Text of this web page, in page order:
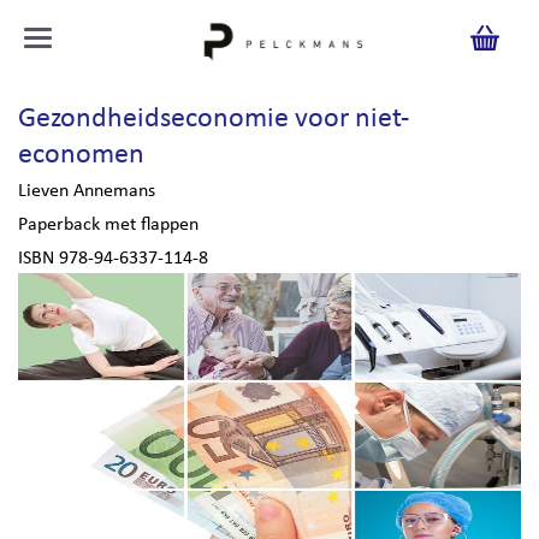
Gezondheidseconomie voor niet-
economen
Lieven Annemans
Paperback met flappen
ISBN 978-94-6337-114-8